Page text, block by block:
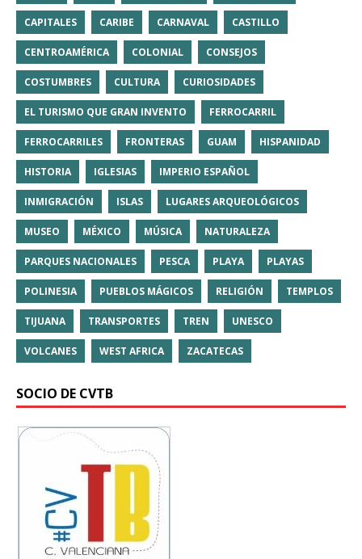
CAPITALES CARIBE CARNAVAL CASTILLO
CENTROAMÉRICA COLONIAL CONSEJOS
COSTUMBRES CULTURA CURIOSIDADES
EL TURISMO QUE GRAN INVENTO FERROCARRIL
FERROCARRILES FRONTERAS GUAM HISPANIDAD
HISTORIA IGLESIAS IMPERIO ESPAÑOL
INMIGRACIÓN ISLAS LUGARES ARQUEOLÓGICOS
MUSEO MÉXICO MÚSICA NATURALEZA
PARQUES NACIONALES PESCA PLAYA PLAYAS
POLINESIA PUEBLOS MÁGICOS RELIGIÓN TEMPLOS
TIJUANA TRANSPORTES TREN UNESCO
VOLCANES WEST AFRICA ZACATECAS
SOCIO DE CVTB